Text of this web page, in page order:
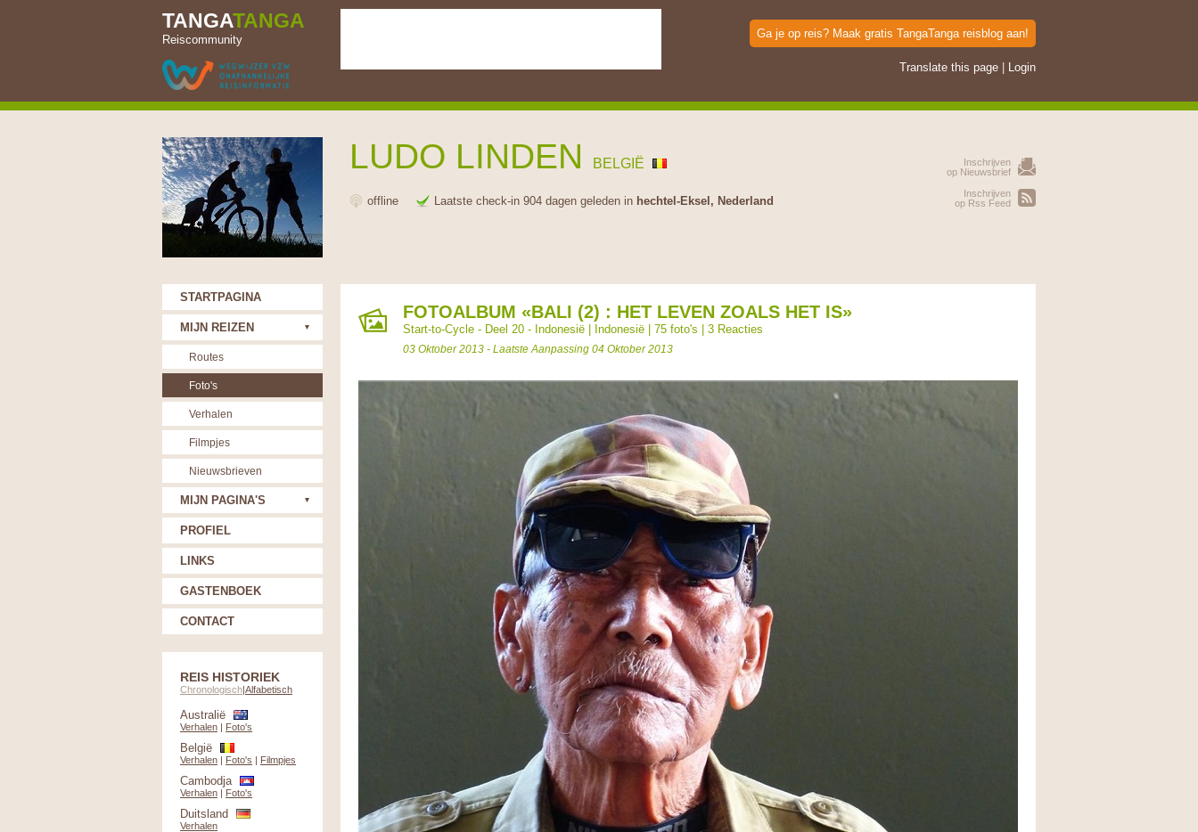
TANGATANGA
Reiscommunity Ga je op reis? Maak gratis TangaTanga reisblog aan!
Translate this page Login
LUDO LINDEN BELGIË
offline Laatste check-in 904 dagen geleden in hechtel-Eksel, Nederland
Inschrijven
op Nieuwsbrief
Inschrijven
op Rss Feed
FOTOALBUM «BALI (2) : HET LEVEN ZOALS HET IS»
Start-to-Cycle - Deel 20 - Indonesië Indonesië | 75 foto's | 3 Reacties
03 Oktober 2013 - Laatste Aanpassing 04 Oktober 2013
STARTPAGINA
MIJN REIZEN
Routes
Foto's
Verhalen
Filmpjes
Nieuwsbrieven
MIJN PAGINA'S
PROFIEL
LINKS
GASTENBOEK
CONTACT
REIS HISTORIEK
Chronologisch|Alfabetisch
Australië
Verhalen | Foto's
België
Verhalen | Foto's | Filmpjes
Cambodja
Verhalen | Foto's
Duitsland
Verhalen